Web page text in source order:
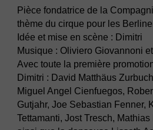
Pièce fondatrice de la
thème du cirque pour les
Idée et mise en scène : Dimitri
Musique : Oliviero Giovannoni
Avec toute la première
Dimitri : David Matthäus
Miguel Angel Cienfuegos,
Gutjahr, Joe Sebastian Fenner,
Tettamanti, Jost Tresch,